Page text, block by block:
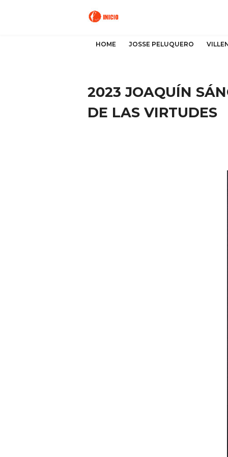
HOME JOSSE PELUQUERO
2023 JOAQUÍN
DE LAS VIRTUDES